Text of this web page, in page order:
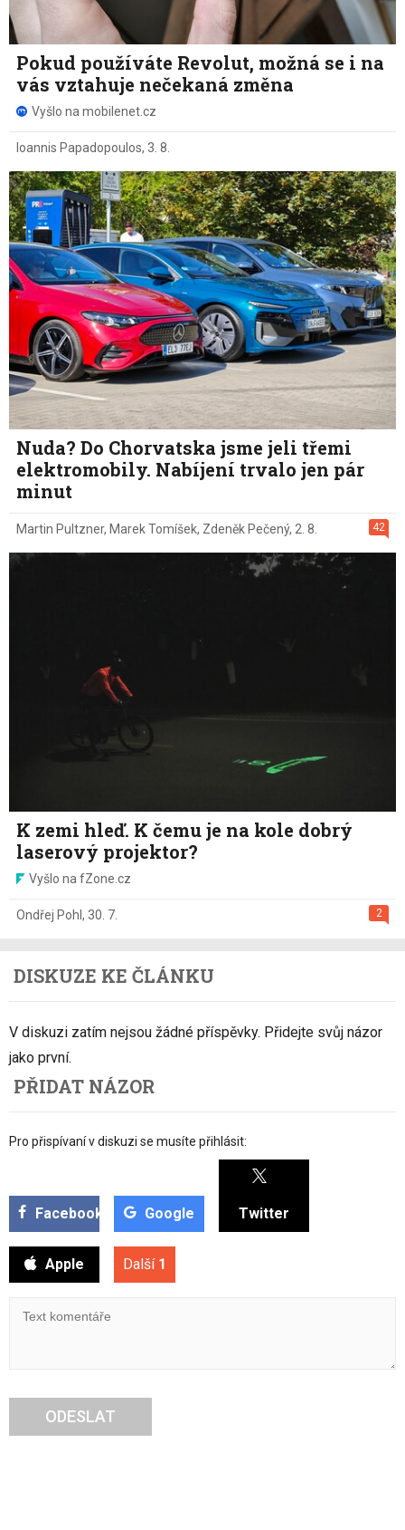
Pokud používáte Revolut, možná se i na
vás vztahuje nečekaná změna
Vyšlo na mobilenet.cz
Ioannis Papadopoulos, 3. 8.
Nuda? Do Chorvatska jsme jeli třemi
elektromobily. Nabíjení trvalo jen pár
minut
42
Martin Pultzner, Marek Tomíšek, Zdeněk Pečený, 2. 8.
K zemi hleď. K čemu je na kole dobrý
laserový projektor?
Vyšlo na fZone.cz
2
Ondřej Pohl , 30. 7.
DISKUZE KE ČLÁNKU
V diskuzi zatím nejsou žádné příspěvky. Přidejte svůj názor
jako první.
PŘIDAT NÁZOR
Pro přispívaní v diskuzi se musíte přihlásit:
Facebook Google Twitter
Apple Další 1
ODESLAT